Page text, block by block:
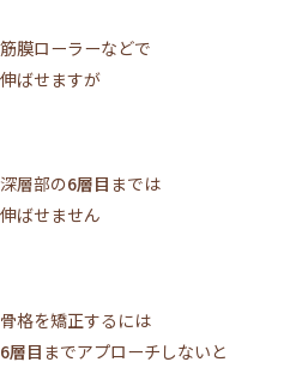
筋膜ローラーなどで
伸ばせますが
深層部の6層目 までは
伸ばせません
骨格を矯正するには
6層目 までアプローチしないと